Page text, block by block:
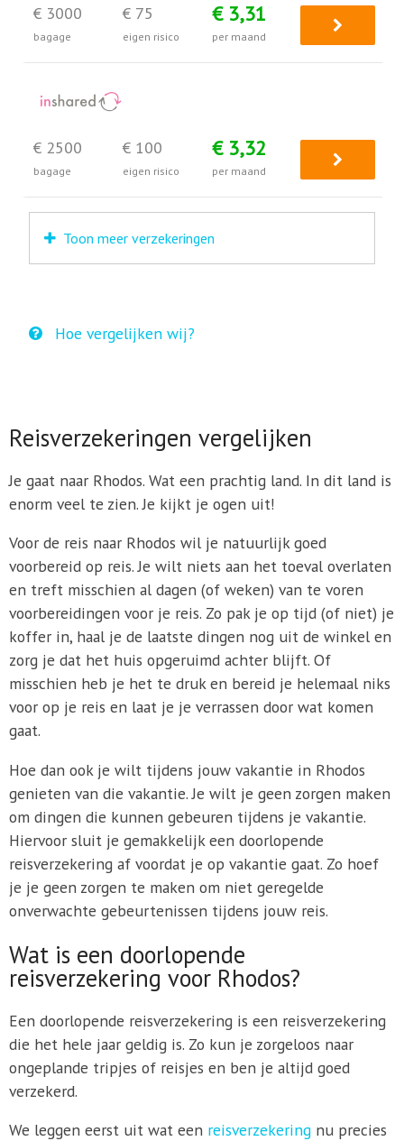
€ 3000
bagage
€ 75
eigen risico
€ 3,31
per maand
€ 2500
bagage
€ 100
eigen risico
€ 3,32
per maand
Toon meer verzekeringen
Hoe vergelijken wij?
Reisverzekeringen vergelijken
Je gaat naar Rhodos. Wat een prachtig land. In dit land is
enorm veel te zien. Je kijkt je ogen uit!
Voor de reis naar Rhodos wil je natuurlijk goed
voorbereid op reis. Je wilt niets aan het toeval overlaten
en treft misschien al dagen (of weken) van te voren
voorbereidingen voor je reis. Zo pak je op tijd (of niet) je
koffer in, haal je de laatste dingen nog uit de winkel en
zorg je dat het huis opgeruimd achter blijft. Of
misschien heb je het te druk en bereid je helemaal niks
voor op je reis en laat je je verrassen door wat komen
gaat.
Hoe dan ook je wilt tijdens jouw vakantie in Rhodos
genieten van die vakantie. Je wilt je geen zorgen maken
om dingen die kunnen gebeuren tijdens je vakantie.
Hiervoor sluit je gemakkelijk een doorlopende
reisverzekering af voordat je op vakantie gaat. Zo hoef
je je geen zorgen te maken om niet geregelde
onverwachte gebeurtenissen tijdens jouw reis.
Wat is een doorlopende
reisverzekering voor Rhodos?
Een doorlopende reisverzekering is een reisverzekering
die het hele jaar geldig is. Zo kun je zorgeloos naar
ongeplande tripjes of reisjes en ben je altijd goed
verzekerd.
We leggen eerst uit wat een reisverzekeringnu precies